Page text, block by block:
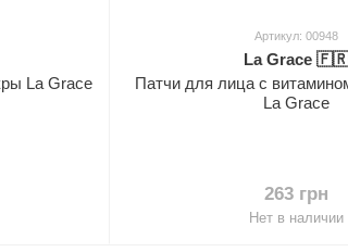
La Grace
Артикул: 00948
La Grace 🇫🇷
Патчи для лица с
La Grace
263 грн
Нет в наличии